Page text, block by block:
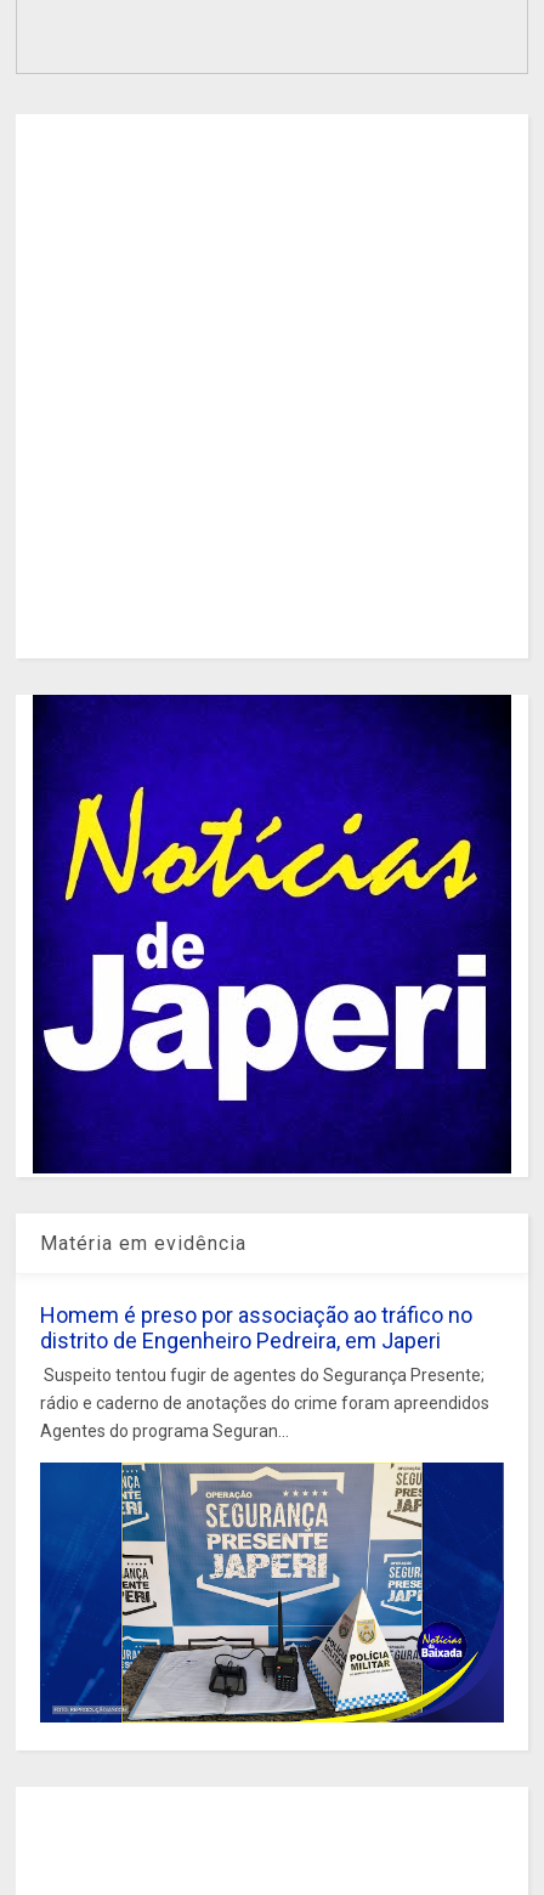
Matéria em evidência
Homem é preso por associação ao tráfico no
distrito de Engenheiro Pedreira, em Japeri
Suspeito tentou fugir de agentes do Segurança Presente;
rádio e caderno de anotações do crime foram apreendidos
Agentes do programa Seguran...